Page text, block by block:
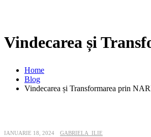
Vindecarea și
Home
Blog
Vindecarea și Transformarea prin
IANUARIE 18, 2024 GABRIELA_ILIE